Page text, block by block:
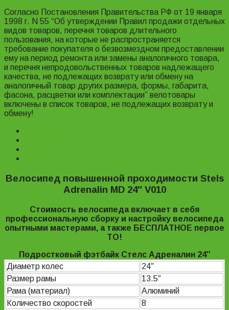
Согласно Постановления Правительства РФ от 19 января
1998 г. N 55 “Об утверждении Правил продажи отдельных
видов товаров, перечня товаров длительного
пользования, на которые не распространяется
требование покупателя о безвозмездном предоставлении
ему на период ремонта или замены аналогичного товара,
и перечня непродовольственных товаров надлежащего
качества, не подлежащих возврату или обмену на
аналогичный товар других размера, формы, габарита,
фасона, расцветки или комплектации” велотовары
включены в список товаров, не подлежащих возврату и
обмену!
Велосипед повышенной проходимости Stels
Adrenalin MD 24″ V010
Стоимость велосипеда включает в себя
профессиональную сборку и настройку велосипеда
опытными мастерами, а также БЕСПЛАТНОЕ первое
ТО!
Подростковый фэтбайк Стелс Адреналин 24″
Диаметр колес
24″
Размер рамы
13.5″
Рама (материал)
Алюминий
Количество скоростей
8